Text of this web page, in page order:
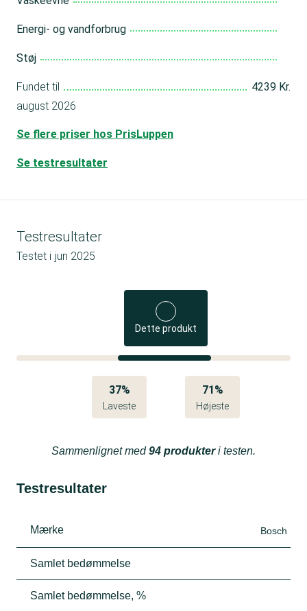
Energi- og vandforbrug
Støj
Fundet til
4239 Kr.
august 2026
Se flere priser hos PrisLuppen
Se testresultater
Testresultater
Testet i jun 2025
Dette produkt
37%
Laveste
71%
Højeste
Sammenlignet med94 produkteri testen.
Testresultater
Mærke Bosch
Samlet bedømmelse
Samlet bedømmelse, %